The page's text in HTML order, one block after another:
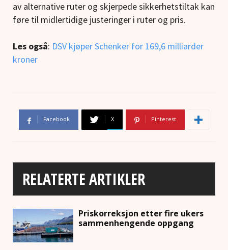
av alternative ruter og skjerpede sikkerhetstiltak kan
føre til midlertidige justeringer i ruter og pris.
Les også: DSV kjøper Schenker for 169,6 milliarder
kroner
Facebook X Pinterest
RELATERTE ARTIKLER
Priskorreksjon etter fire ukers
sammenhengende oppgang